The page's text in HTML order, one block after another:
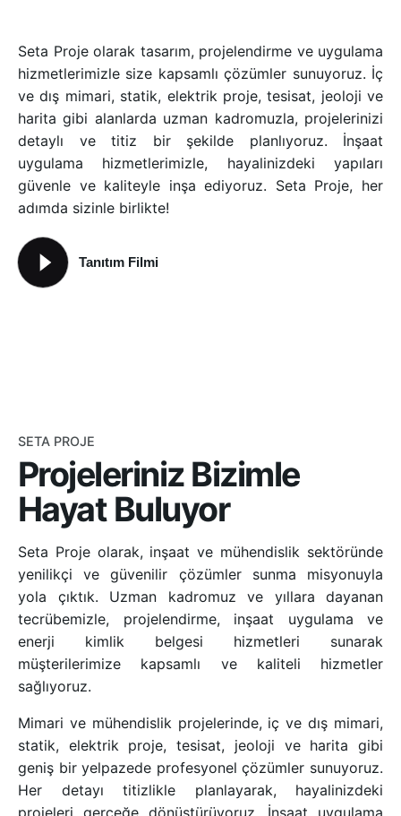
Seta Proje olarak tasarım, projelendirme ve uygulama
hizmetlerimizle size kapsamlı çözümler sunuyoruz. İç
ve dış mimari, statik, elektrik proje, tesisat, jeoloji ve
harita gibi alanlarda uzman kadromuzla, projelerinizi
detaylı ve titiz bir şekilde planlıyoruz. İnşaat
uygulama hizmetlerimizle, hayalinizdeki yapıları
güvenle ve kaliteyle inşa ediyoruz. Seta Proje, her
adımda sizinle birlikte!
Tanıtım Filmi
SETA PROJE
Projeleriniz Bizimle
Hayat Buluyor
Seta Proje olarak, inşaat ve mühendislik sektöründe
yenilikçi ve güvenilir çözümler sunma misyonuyla
yola çıktık. Uzman kadromuz ve yıllara dayanan
tecrübemizle, projelendirme, inşaat uygulama ve
enerji kimlik belgesi hizmetleri sunarak
müşterilerimize kapsamlı ve kaliteli hizmetler
sağlıyoruz.
Mimari ve mühendislik projelerinde, iç ve dış mimari,
statik, elektrik proje, tesisat, jeoloji ve harita gibi
geniş bir yelpazede profesyonel çözümler sunuyoruz.
Her detayı titizlikle planlayarak, hayalinizdeki
projeleri gerçeğe dönüştürüyoruz. İnşaat uygulama